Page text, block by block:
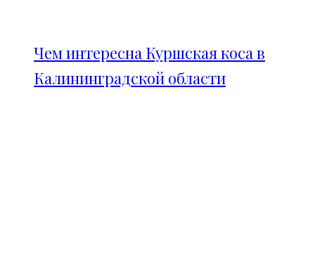
Чем интересна Куршская коса в
Калининградской области